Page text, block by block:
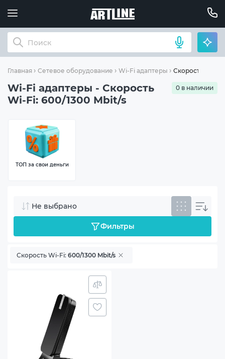
Главная Сетевое оборудование Wi-Fi адаптеры Скорость Wi-Fi:
Wi-Fi адаптеры - Скорость
Wi-Fi: 600/1300 Mbit/s
0 в наличии
ТОП за свои деньги
Не выбрано
Фильтры
Скорость Wi-Fi: 600/1300 Mbit/s